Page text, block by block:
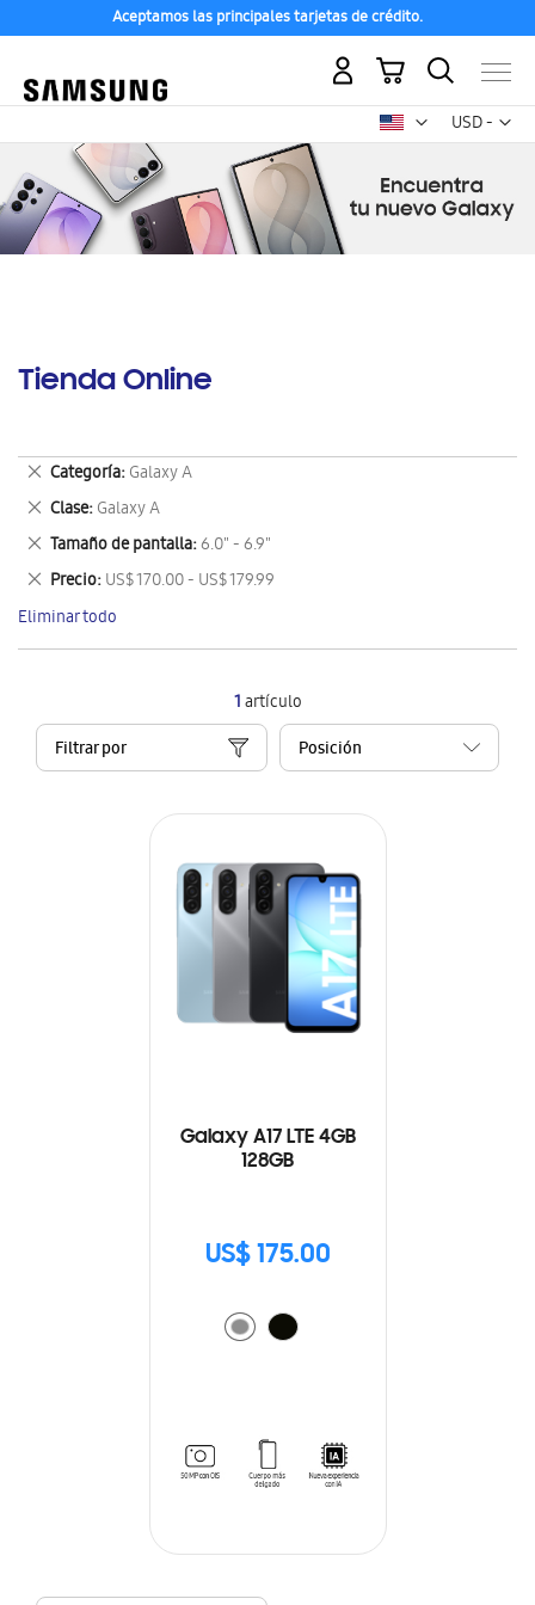
Aceptamos las principales tarjetas de crédito.
USD -
dólar
Mi carrito
Tienda Online
1artículo
Filtrar por
Galaxy A17 LTE 4GB
128GB
US$ 175.00
Categoría Galaxy A
Eliminar
este
artículo
Clase Galaxy A
Eliminar
este
artículo
Tamaño de pantalla 6.0" - 6.9"
Eliminar
este
artículo
Precio US$ 170.00 - US$ 179.99
Eliminar
este
artículo
Eliminar todo